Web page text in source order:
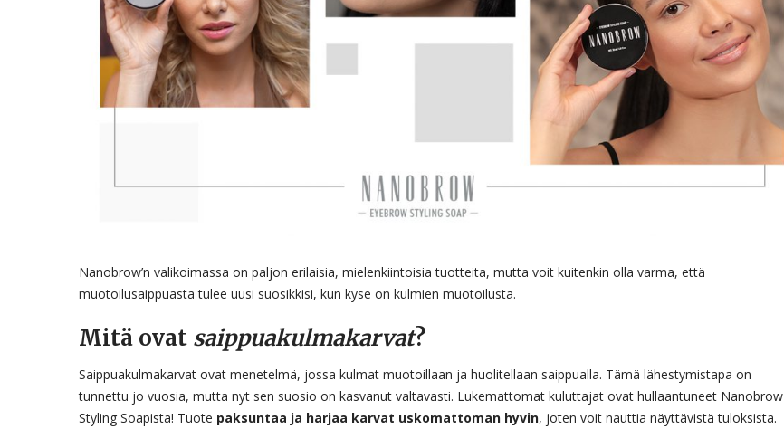
Nanobrow’n valikoimassa on paljon erilaisia, mielenkiintoisia tuotteita, mutta voit kuitenkin olla varma, että
muotoilusaippuasta tulee uusi suosikkisi, kun kyse on kulmien muotoilusta.
Mitä ovat saippuakulmakarvat?
Saippuakulmakarvat ovat menetelmä, jossa kulmat muotoillaan ja huolitellaan saippualla. Tämä lähestymistapa on
tunnettu jo vuosia, mutta nyt sen suosio on kasvanut valtavasti. Lukemattomat kuluttajat ovat hullaantuneet Nanobrow
Styling Soapista! Tuote paksuntaa ja harjaa karvat uskomattoman hyvin, joten voit nauttia näyttävistä tuloksista.